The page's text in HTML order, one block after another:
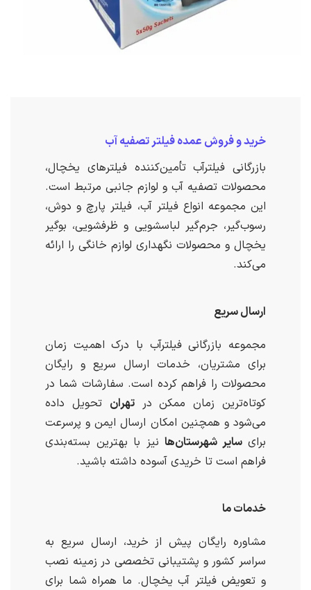
خرید و فروش عمده فیلتر تصفیه آب
بازرگانی فیلترآب تأمین‌کننده فیلترهای یخچال،
محصولات تصفیه آب و لوازم جانبی مرتبط است.
این مجموعه انواع فیلتر آب، فیلتر پارچ و دوش،
رسوب‌گیر، جرم‌گیر لباسشویی و ظرفشویی، بوگیر
یخچال و محصولات نگهداری لوازم خانگی را ارائه
می‌کند.
ارسال سریع
مجموعه بازرگانی فیلترآب با درک اهمیت زمان
برای مشتریان، خدمات ارسال سریع و رایگان
محصولات را فراهم کرده است. سفارشات شما در
کوتاه‌ترین زمان ممکن درتهران تحویل داده
می‌شود و همچنین امکان ارسال ایمن و پرسرعت
برایسایر شهرستان‌ها نیز با بهترین بسته‌بندی
فراهم است تا خریدی آسوده داشته باشید.
خدمات ما
مشاوره رایگان پیش از خرید، ارسال سریع به
سراسر کشور و پشتیبانی تخصصی در زمینه نصب
و تعویض فیلتر آب یخچال. ما همراه شما برای